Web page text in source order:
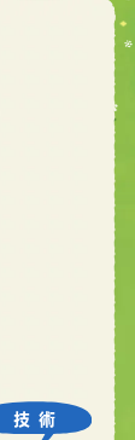
技術